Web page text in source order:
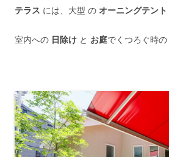
テラス には、大型 の オーニングテント
室内への 日除け と お庭でくつろぐ時の